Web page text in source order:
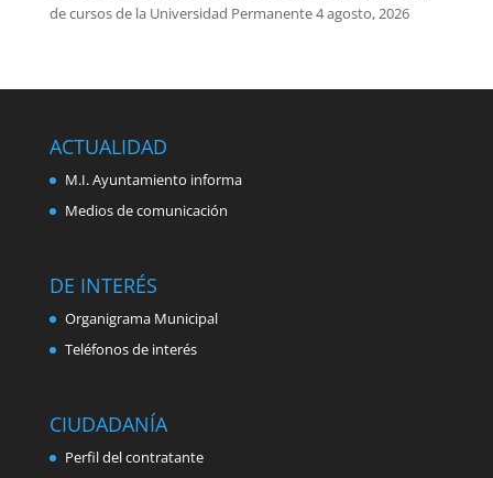
de cursos de la Universidad Permanente4 agosto, 2026
ACTUALIDAD
M.I. Ayuntamiento informa
Medios de comunicación
DE INTERÉS
Organigrama Municipal
Teléfonos de interés
CIUDADANÍA
Perfil del contratante